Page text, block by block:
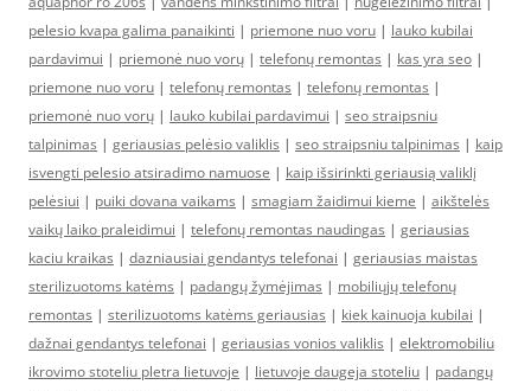
pelesio kvapa galima panaikinti | priemone nuo voru | lauko kubilai
pardavimui | priemonė nuo vorų | telefonų remontas | kas yra seo |
priemone nuo voru | telefonų remontas | telefonų remontas |
priemonė nuo vorų | lauko kubilai pardavimui | seo straipsniu
talpinimas | geriausias pelėsio valiklis | seo straipsniu talpinimas | kaip
isvengti pelesio atsiradimo namuose | kaip išsirinkti geriausią valiklį
pelėsiui | puiki dovana vaikams | smagiam žaidimui kieme | aikštelės
vaikų laiko praleidimui | telefonų remontas naudingas | geriausias
kaciu kraikas | dazniausiai gendantys telefonai | geriausias maistas
sterilizuotoms katėms | padangų žymėjimas | mobiliųjų telefonų
remontas | sterilizuotoms katėms geriausias | kiek kainuoja kubilai |
dažnai gendantys telefonai | geriausias vonios valiklis | elektromobiliu
ikrovimo stoteliu pletra lietuvoje | lietuvoje daugeja stoteliu | padangų